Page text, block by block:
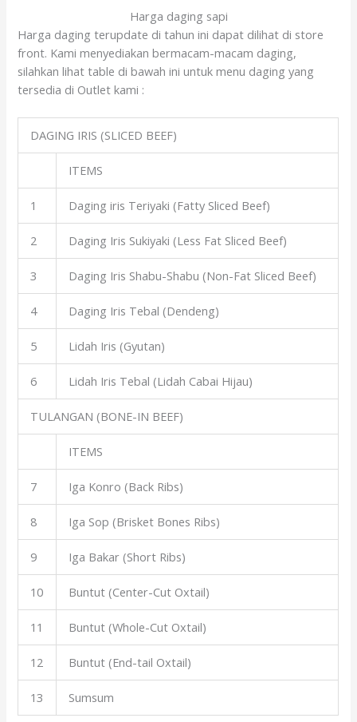
Harga daging sapi
Harga daging terupdate di tahun ini dapat dilihat di store
front. Kami menyediakan bermacam-macam daging,
silahkan lihat table di bawah ini untuk menu daging yang
tersedia di Outlet kami :
DAGING IRIS (SLICED BEEF)
ITEMS
1 Daging iris Teriyaki (Fatty Sliced Beef)
2 Daging Iris Sukiyaki (Less Fat Sliced Beef)
3 Daging Iris Shabu-Shabu (Non-Fat Sliced Beef)
4 Daging Iris Tebal (Dendeng)
5 Lidah Iris (Gyutan)
6 Lidah Iris Tebal (Lidah Cabai Hijau)
TULANGAN (BONE-IN BEEF)
ITEMS
7 Iga Konro (Back Ribs)
8 Iga Sop (Brisket Bones Ribs)
9 Iga Bakar (Short Ribs)
10 Buntut (Center-Cut Oxtail)
11 Buntut (Whole-Cut Oxtail)
12 Buntut (End-tail Oxtail)
13 Sumsum